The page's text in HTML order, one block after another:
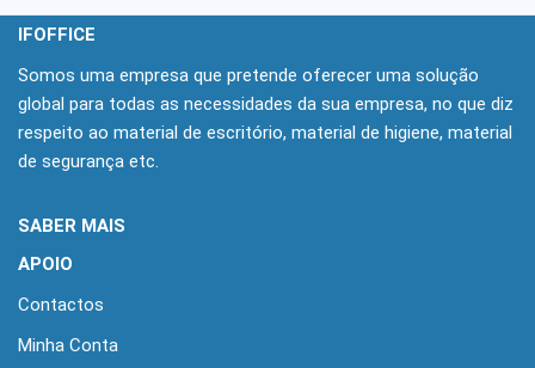
IFOFFICE
Somos uma empresa que pretende oferecer uma solução
global para todas as necessidades da sua empresa, no que diz
respeito ao material de escritório, material de higiene, material
de segurança etc.
SABER MAIS
APOIO
Contactos
Minha Conta